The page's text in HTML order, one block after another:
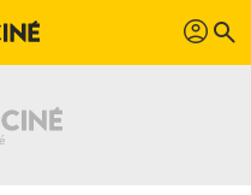
profil search